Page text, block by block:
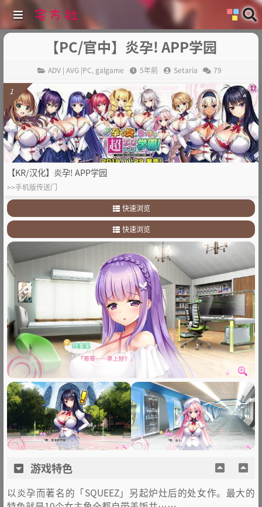
【PC/官中】炎孕! APP学园
ADV | AVG |PC, galgame 5年前 Setaria 79
【KR/汉化】炎孕! APP学园
>>手机版传送门
1
快速浏览
1.游戏特色
2.其他
快速浏览
1.游戏特色
其他
游戏特色
以炎孕而著名的「SQUEEZ」另起炉灶后的处女作。最大的